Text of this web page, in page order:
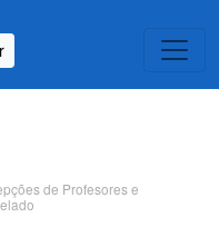
de Profesores e